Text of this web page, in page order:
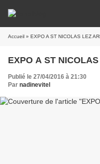
Accueil » EXPO A ST NICOLAS LEZ
EXPO A ST
Publié le 27/04/2016 à 21:30
Par nadinevitel